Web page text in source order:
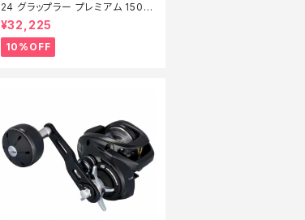
24 グラップラー プレミアム 150X
G 新製品2024【継続セール_リー
ル】【10】
¥32,225
10%OFF